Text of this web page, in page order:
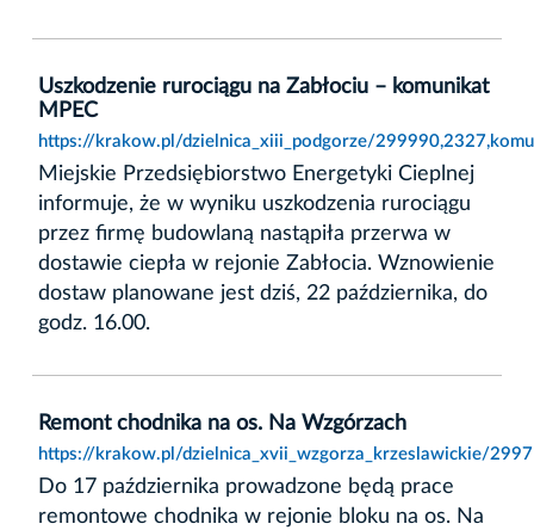
Uszkodzenie rurociągu na Zabłociu – komunikat
MPEC
https://krakow.pl/dzielnica_xiii_podgorze/
Miejskie Przedsiębiorstwo Energetyki Cieplnej
informuje, że w wyniku uszkodzenia rurociągu
przez firmę budowlaną nastąpiła przerwa w
dostawie ciepła w rejonie Zabłocia. Wznowienie
dostaw planowane jest dziś, 22 października, do
godz. 16.00.
Remont chodnika na os. Na Wzgórzach
https://krakow.pl/dzielnica_xvii_wzgorza_krzeslawickie/
Do 17 października prowadzone będą prace
remontowe chodnika w rejonie bloku na os. Na